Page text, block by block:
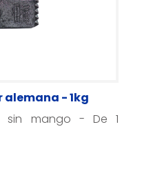
- 1kg
sin mango - De 1